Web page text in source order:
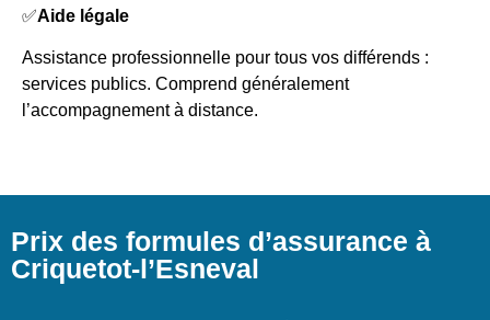
✅Aide légale
Assistance professionnelle pour tous vos différends :
services publics. Comprend généralement
l’accompagnement à distance.
Prix des formules d’assurance à
Criquetot-l’Esneval